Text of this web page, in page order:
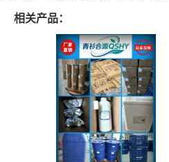
相关产品：